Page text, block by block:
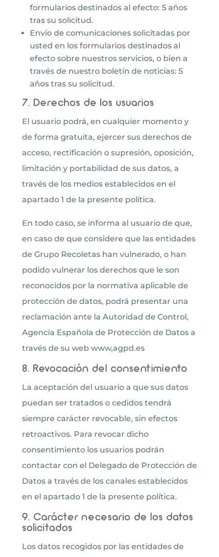
formularios destinados al efecto: 5 años
tras su solicitud.
Envío de comunicaciones solicitadas por
usted en los formularios destinados al
efecto sobre nuestros servicios, o bien a
través de nuestro boletín de noticias: 5
años tras su solicitud.
7. Derechos de los usuarios
El usuario podrá, en cualquier momento y
de forma gratuita, ejercer sus derechos de
acceso, rectificación o supresión, oposición,
limitación y portabilidad de sus datos, a
través de los medios establecidos en el
apartado 1 de la presente política.
En todo caso, se informa al usuario de que,
en caso de que considere que las entidades
de Grupo Recoletas han vulnerado, o han
podido vulnerar los derechos que le son
reconocidos por la normativa aplicable de
protección de datos, podrá presentar una
reclamación ante la Autoridad de Control,
Agencia Española de Protección de Datos a
través de su web www,agpd.es
8. Revocación del consentimiento
La aceptación del usuario a que sus datos
puedan ser tratados o cedidos tendrá
siempre carácter revocable, sin efectos
retroactivos. Para revocar dicho
consentimiento los usuarios podrán
contactar con el Delegado de Protección de
Datos a través de los canales establecidos
en el apartado 1 de la presente política.
9. Carácter necesario de los datos
solicitados
Los datos recogidos por las entidades de